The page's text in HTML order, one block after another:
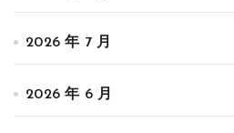
2026 年 7 月
2026 年 6 月